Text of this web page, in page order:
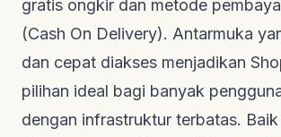
gratis ongkir dan metode
(Cash On Delivery). Antarmuka
dan cepat diakses menjadikan
pilihan ideal bagi banyak
dengan infrastruktur terbatas.